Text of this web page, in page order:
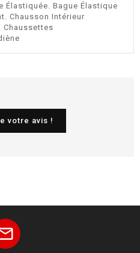
Élastiquée. Bague Élastique
Chausson Intérieur
Chaussettes
votre avis !